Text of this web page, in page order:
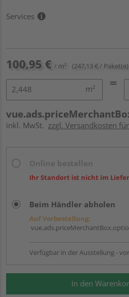
Services
100,95 € / m² (247,13 € /
m²
inkl. MwSt. zzgl. Versandkosten
Ihr Standort ist nicht im
Beim Händler abholen
Auf Vorbestellung:
Verfügbar in der Ausstellung -
In den